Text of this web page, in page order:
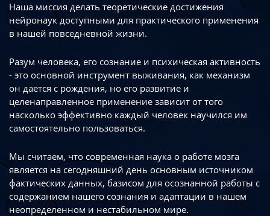
Наша миссия делать теоретические достижения
нейронаук доступными для практического применения
в нашей повседневной жизни.
Разум человека, его сознание и психическая активность
- это основной инструмент выживания, как механизм
он дается с рождения, но его развитие и
целенаправленное применение зависит от того
насколько эффективно каждый человек научился им
самостоятельно пользоваться.
Мы считаем, что современная наука о работе мозга
является на сегодняшний день основным источником
фактических данных, базисом для осознанной работы с
содержанием нашего сознания и адаптации в нашем
неопределенном и нестабильном мире.